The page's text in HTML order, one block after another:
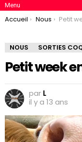
Menu
You are here:
Accueil Nous Petit week
NOUS SORTIES
Petit week
par L
il y a 13 ans